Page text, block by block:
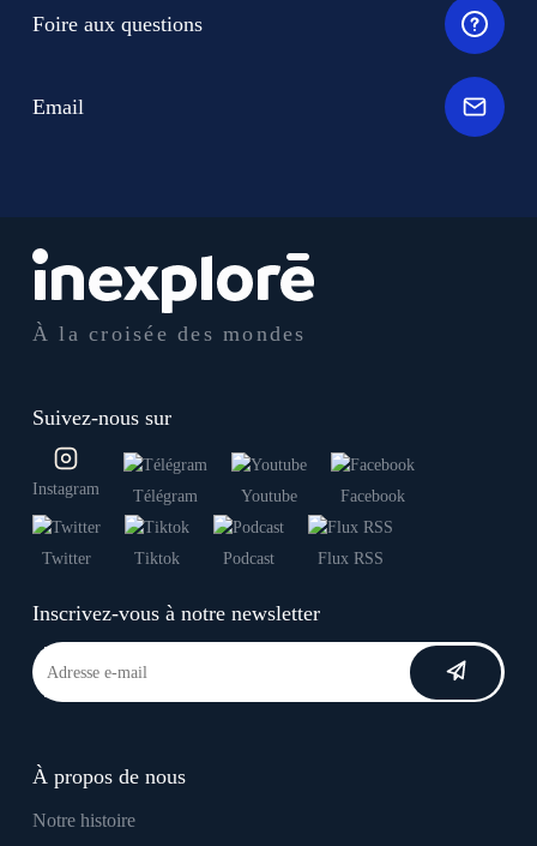
À la croisée des mondes
Suivez-nous sur
Instagram Télégram Youtube Facebook
Twitter Tiktok Podcast Flux RSS
Inscrivez-vous à notre newsletter
À propos de nous
Notre histoire
Foire aux questions
Email